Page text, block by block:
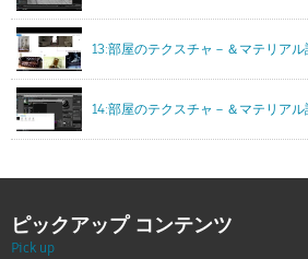
13:部屋のテクスチャ－＆マテリア
14:部屋のテクスチャ－＆マテリア
ピックアップ コンテンツ
Pick up